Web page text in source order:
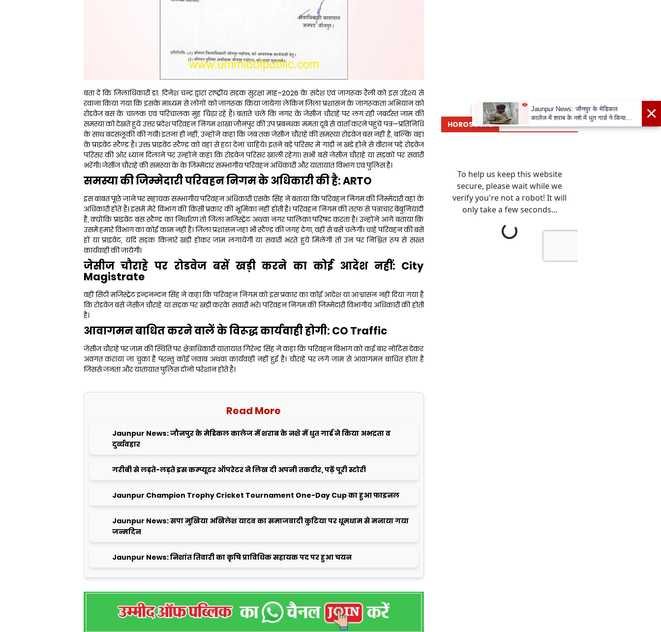
बता दें कि जिलाधिकारी डा. दिनेश चन्द्र द्वारा राष्ट्रीय सड़क सुरक्षा माह–2026 के संदेश एवं जागरूक रैली को इस उद्देश्य से
रवाना किया गया कि इसके माध्यम से लोगों को जागरूक किया जायेगा लेकिन जिला प्रशासन के जागरूकता अभियान को
रोडवेज बस के चालक एवं परिचालक मुंह चिढ़ा रहे हैं। बताते चलें कि नगर के जेसीज चौराहे पर लग रही जबर्दस्त जाम की
समस्या को देखते हुये उत्तर प्रदेश परिवहन निगम शाखा जौनपुर की उप प्रबन्धक ममता दूबे से वार्ता करने पहुंचे पत्र—प्रतिनिधि
के साथ बदसलूकी की गयी। इतना ही नहीं, उन्होंने कहा कि जब तक जेसीज चौराहे की समस्या रोडवेज बस नहीं है, बल्कि वहां
के प्राइवेट स्टैण्ड हैं। उक्त प्राइवेट स्टैण्ड को वहां से हटा देना चाहिये। इतने बड़े परिसर में गाड़ी न खड़े होने से वीरान पड़े रोडवेज
परिसर की ओर ध्यान दिलाने पर उन्होंने कहा कि रोडवेज परिसर खाली रहेगा। सभी बसें जेसीज चौराहे या सड़कों पर सवारी
भरेंगी। जेसीज चौराहे की समस्या के के जिम्मेदार सम्भागीय परिवहन अधिकारी और यातायात विभाग एवं पुलिस है।
समस्या की जिम्मेदारी परिवहन निगम के अधिकारी की है: ARTO
इस बाबत पूछे जाने पर सहायक सम्भागीय परिवहन अधिकारी एसके सिंह ने बताया कि परिवहन निगम की जिम्मेदारी वहां के
अधिकारी होते हैं। इसमें मेरे विभाग की किसी प्रकार की भूमिका नहीं होती है। परिवहन निगम की तरफ से पत्राचार बेबुनियादी
है, क्योंकि प्राइवेट बस स्टैण्ड का निर्धारण तो जिला मजिस्ट्रेट अथवा नगर पालिका परिषद करता है। उन्होंने आगे बताया कि
उसमें हमारे विभाग का कोई काम नहीं है। जिला प्रशासन जहां भी स्टैण्ड की जगह देगा, वहीं से बसें चलेंगी। चाहे परिवहन की बसें
हों या प्राइवेट, यदि सड़क किनारे खड़ी होकर जाम लगायेंगी या सवारी भरते हुये मिलेंगी तो उन पर निश्चित रूप से सख्त
कार्यवाही की जायेगी।
जेसीज चौराहे पर रोडवेज बसें खड़ी करने का कोई आदेश नहीं: City
Magistrate
वहीं सिटी मजिस्ट्रेट इन्द्रनन्दन सिंह ने कहा कि परिवहन निगम को इस प्रकार का कोई आदेश या आश्वासन नहीं दिया गया है
कि रोडवेज बसें जेसीज चौराहे या सड़क पर खड़ी करके सवारी भरें। परिवहन निगम की जिम्मेदारी विभागीय अधिकारी की होती
है।
आवागमन बाधित करने वालें के विरूद्ध कार्यवाही होगी: CO Traffic
जेसीज चौराहे पर जाम की स्थिति पर क्षेत्राधिकारी यातायात गिरेन्द्र सिंह ने कहा कि परिवहन विभाग को कई बार नोटिस देकर
अवगत कराया जा चुका है परन्तु कोई जवाब अथवा कार्यवाही नहीं हुई है। चौराहे पर लगे जाम से आवागमन बाधित होता है
जिससे जनता और यातायात पुलिस दोनों परेशान होते हैं।
Read More
Jaunpur News: जौनपुर के मेडिकल कालेज में शराब के नशे में धुत गार्ड ने किया अभद्रता व
दुर्व्यवहार
गरीबी से लड़ते-लड़ते इस कम्प्यूटर ऑपरेटर ने लिख दी अपनी तकदीर, पढ़ें पूरी स्टोरी
Jaunpur Champion Trophy Cricket Tournament One-Day Cup का हुआ फाइनल
Jaunpur News: सपा मुखिया अखिलेश यादव का समाजवादी कुटिया पर धूमधाम से मनाया गया
जन्मदिन
Jaunpur News: निशांत तिवारी का कृषि प्राविधिक सहायक पद पर हुआ चयन
HOROSCOPE
×
Jaunpur News: जौनपुर के मेडिकल
कालेज में शराब के नशे में धुत गार्ड ने किया
अभद्रता व दुर्व्यवहार